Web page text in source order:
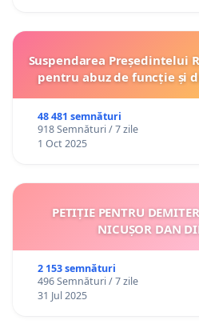
Suspendarea Președintelui
pentru abuz de funcție și
48 481 semnături
918 Semnături / 7 zile
1 Oct 2025
PETIȚIE PENTRU
NICUȘOR DAN
2 153 semnături
496 Semnături / 7 zile
31 Jul 2025